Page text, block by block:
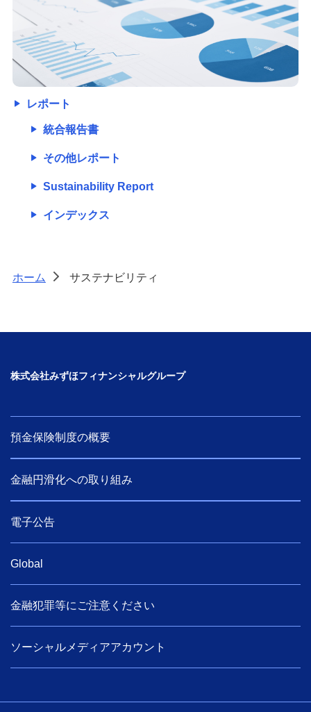
レポート
統合報告書
その他レポート
Sustainability Report
インデックス
ホーム > サステナビリティ
株式会社みずほフィナンシャルグループ
預金保険制度の概要
金融円滑化への取り組み
電子公告
Global
金融犯罪等にご注意ください
ソーシャルメディアアカウント